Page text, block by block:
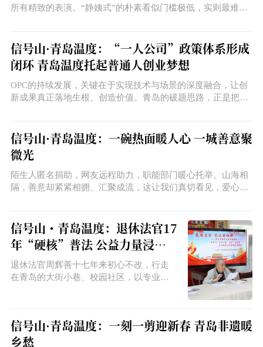
所有精致的表演。“静姨式”的朴素看似门槛极低，实则最难复
做好一件事，让需要的人能够找到你。这些藏在日常里的美好
瞬间，汇聚起来，就是当下最动人的暖流。
信号山·青岛温度：“一人公司”政策体系形成
闭环 青岛温度托起普通人创业梦想
OPC的持续发展，关键在于实现技术与场景的深度融合，让创
新成果真正落地生根、创造价值。青岛的破题思路，正是把扶
单”问题。
信号山·青岛温度：一碗热面暖人心 一城善意聚
微光
陌生人匿名捐助，网友远程助力，职能部门暖心托举。山海相
隔，善意却紧紧相拥、汇聚成流，这让我们真切看见，爱心不
信号山・青岛温度：退休法官17
年“硬核”普法 公益力量浸润
青岛
退休法官周辉善十七年来初心不改，行走
在青岛的大街小巷、校园社区，以专业而
体初心的生动实践，也是青岛公益力量与
城市文明交融的鲜活写照。
信号山·青岛温度：一刻一剪迎新春 青岛非遗暖
乡愁